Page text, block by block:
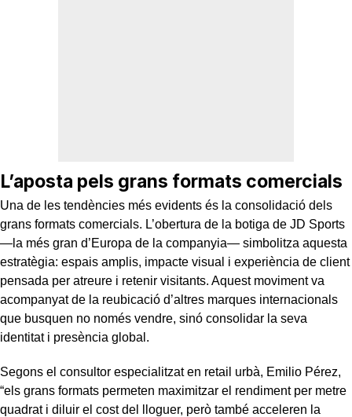
L’aposta pels grans formats comercials
Una de les tendències més evidents és la consolidació dels
grans formats comercials. L’obertura de la botiga de JD Sports
—la més gran d’Europa de la companyia— simbolitza aquesta
estratègia: espais amplis, impacte visual i experiència de client
pensada per atreure i retenir visitants. Aquest moviment va
acompanyat de la reubicació d’altres marques internacionals
que busquen no només vendre, sinó consolidar la seva
identitat i presència global.
Segons el consultor especialitzat en retail urbà, Emilio Pérez,
“els grans formats permeten maximitzar el rendiment per metre
quadrat i diluir el cost del lloguer, però també acceleren la